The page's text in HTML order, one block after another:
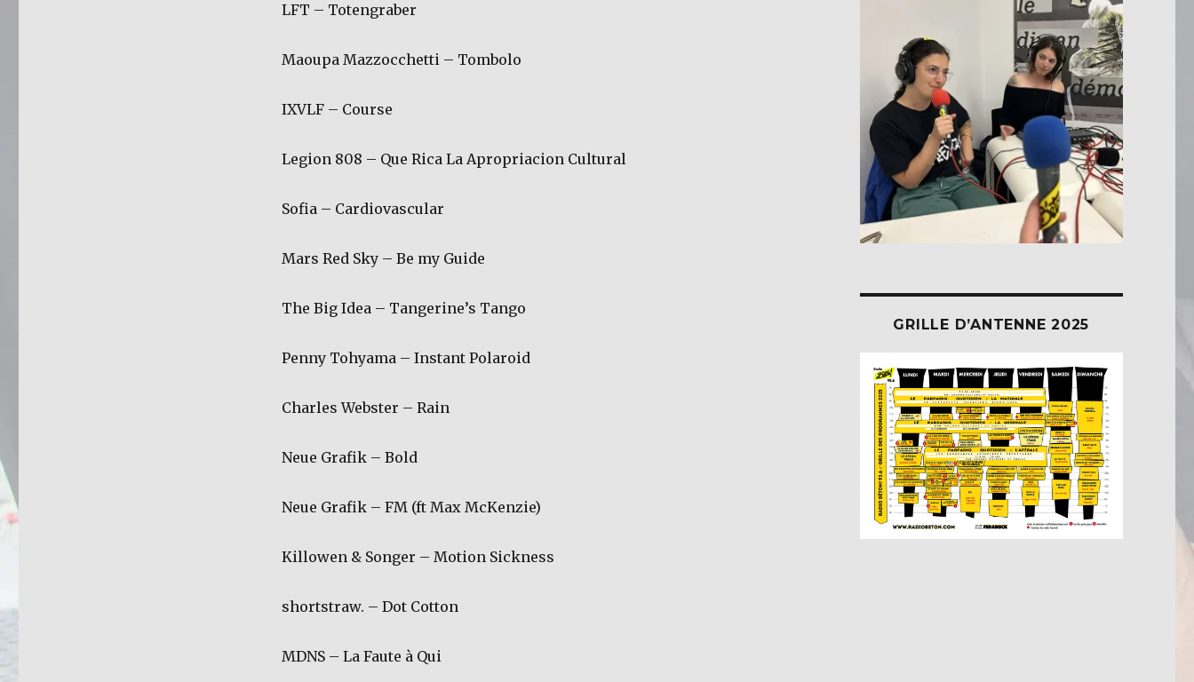
LFT – Totengraber
Maoupa Mazzocchetti – Tombolo
IXVLF – Course
Legion 808 – Que Rica La Apropriacion Cultural
Sofia – Cardiovascular
Mars Red Sky – Be my Guide
The Big Idea – Tangerine’s Tango
Penny Tohyama – Instant Polaroid
Charles Webster – Rain
Neue Grafik – Bold
Neue Grafik – FM (ft Max McKenzie)
Killowen & Songer – Motion Sickness
shortstraw. – Dot Cotton
MDNS – La Faute à Qui
GRILLE D’ANTENNE 2025